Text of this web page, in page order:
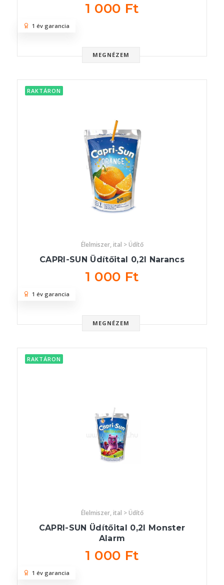
1 000 Ft
MEGNÉZEM
1 év garancia
RAKTÁRON
Élelmiszer, ital > Üdítő
CAPRI-SUN Üdítőital 0,2l Narancs
1 000 Ft
MEGNÉZEM
1 év garancia
RAKTÁRON
Élelmiszer, ital > Üdítő
CAPRI-SUN Üdítőital 0,2l Monster
Alarm
1 000 Ft
1 év garancia